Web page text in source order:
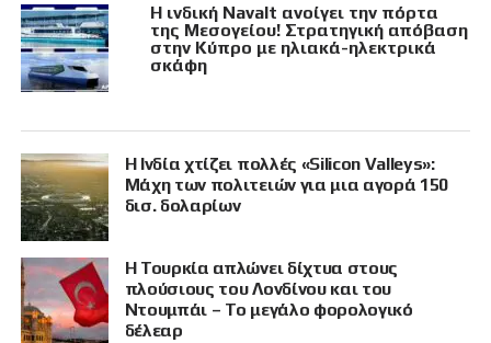
Η ινδική Navalt ανοίγει την πόρτα
της Μεσογείου! Στρατηγική απόβαση
στην Κύπρο με ηλιακά-ηλεκτρικά
σκάφη
Η Ινδία χτίζει πολλές «Silicon Valleys»:
Μάχη των πολιτειών για μια αγορά 150
δισ. δολαρίων
Η Τουρκία απλώνει δίχτυα στους
πλούσιους του Λονδίνου και του
Ντουμπάι – Το μεγάλο φορολογικό
δέλεαρ